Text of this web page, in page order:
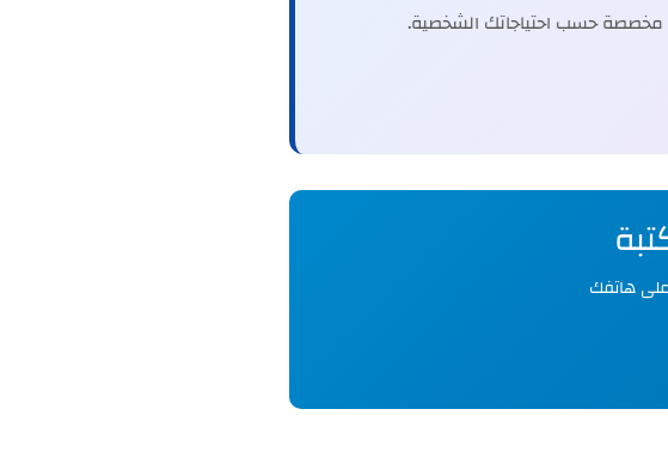
حسب احتياجاتك الشخصية.
هاتفك